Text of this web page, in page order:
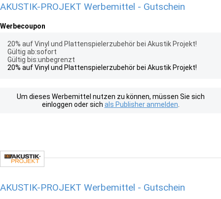
AKUSTIK-PROJEKT Werbemittel - Gutschein
Werbecoupon
20% auf Vinyl und Plattenspielerzubehör bei Akustik Projekt!
Gültig ab:sofort
Gültig bis:unbegrenzt
20% auf Vinyl und Plattenspielerzubehör bei Akustik Projekt!
Um dieses Werbemittel nutzen zu können, müssen Sie sich
einloggen oder sich als Publisher anmelden
AKUSTIK-PROJEKT Werbemittel - Gutschein